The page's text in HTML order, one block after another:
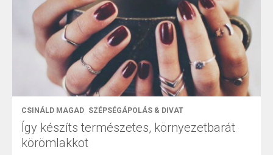
CSINÁLD MAGAD SZÉPSÉGÁPOLÁS & DIVAT
Így készíts természetes, környezetbarát
körömlakkot